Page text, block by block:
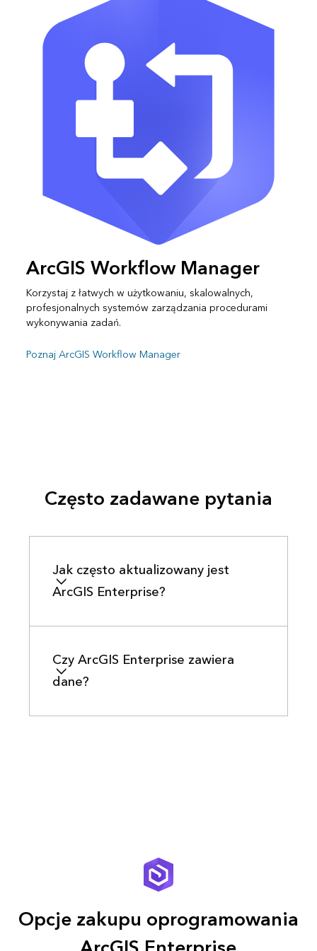
ArcGIS Workflow Manager
Korzystaj z łatwych w użytkowaniu, skalowalnych,
profesjonalnych systemów zarządzania procedurami
wykonywania zadań.
Poznaj ArcGIS Workflow Manager
Często zadawane pytania
Jak często aktualizowany jest
ArcGIS Enterprise?
Czy ArcGIS Enterprise zawiera
dane?
Opcje zakupu oprogramowania